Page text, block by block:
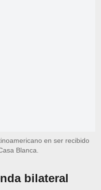
en ser recibido
Blanca.
bilateral